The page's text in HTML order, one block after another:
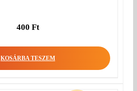
400 Ft
KOSÁRBA TESZEM